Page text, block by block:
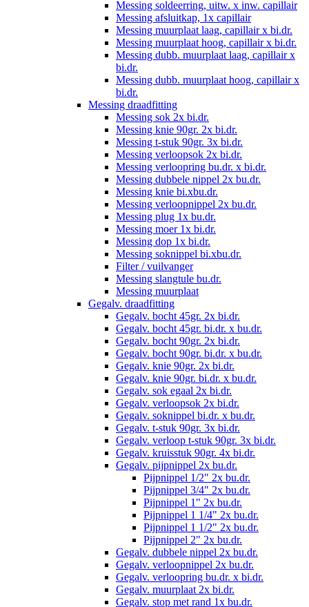
Messing soldeerring, uitw. x inw. capillair
Messing afsluitkap, 1x capillair
Messing muurplaat laag, capillair x bi.dr.
Messing muurplaat hoog, capillair x bi.dr.
Messing dubb. muurplaat laag, capillair x
bi.dr.
Messing dubb. muurplaat hoog, capillair x
bi.dr.
Messing draadfitting
Messing sok 2x bi.dr.
Messing knie 90gr. 2x bi.dr.
Messing t-stuk 90gr. 3x bi.dr.
Messing verloopsok 2x bi.dr.
Messing verloopring bu.dr. x bi.dr.
Messing dubbele nippel 2x bu.dr.
Messing knie bi.xbu.dr.
Messing verloopnippel 2x bu.dr.
Messing plug 1x bu.dr.
Messing moer 1x bi.dr.
Messing dop 1x bi.dr.
Messing soknippel bi.xbu.dr.
Filter / vuilvanger
Messing slangtule bu.dr.
Messing muurplaat
Gegalv. draadfitting
Gegalv. bocht 45gr. 2x bi.dr.
Gegalv. bocht 45gr. bi.dr. x bu.dr.
Gegalv. bocht 90gr. 2x bi.dr.
Gegalv. bocht 90gr. bi.dr. x bu.dr.
Gegalv. knie 90gr. 2x bi.dr.
Gegalv. knie 90gr. bi.dr. x bu.dr.
Gegalv. sok egaal 2x bi.dr.
Gegalv. verloopsok 2x bi.dr.
Gegalv. soknippel bi.dr. x bu.dr.
Gegalv. t-stuk 90gr. 3x bi.dr.
Gegalv. verloop t-stuk 90gr. 3x bi.dr.
Gegalv. kruisstuk 90gr. 4x bi.dr.
Gegalv. pijpnippel 2x bu.dr.
Pijpnippel 1/2" 2x bu.dr.
Pijpnippel 3/4" 2x bu.dr.
Pijpnippel 1" 2x bu.dr.
Pijpnippel 1 1/4" 2x bu.dr.
Pijpnippel 1 1/2" 2x bu.dr.
Pijpnippel 2" 2x bu.dr.
Gegalv. dubbele nippel 2x bu.dr.
Gegalv. verloopnippel 2x bu.dr.
Gegalv. verloopring bu.dr. x bi.dr.
Gegalv. muurplaat 2x bi.dr.
Gegalv. stop met rand 1x bu.dr.